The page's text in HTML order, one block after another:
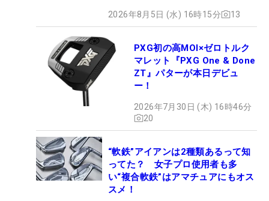
2026年8月5日 (水) 16時15分 13
PXG初の高MOI×ゼロトルク
マレット『PXG One & Done
ZT』パターが本日デビュ
ー！
2026年7月30日 (木) 16時46分
20
“軟鉄”アイアンは2種類あるって知
ってた？ 女子プロ使用者も多
い“複合軟鉄”はアマチュアにもオス
スメ！